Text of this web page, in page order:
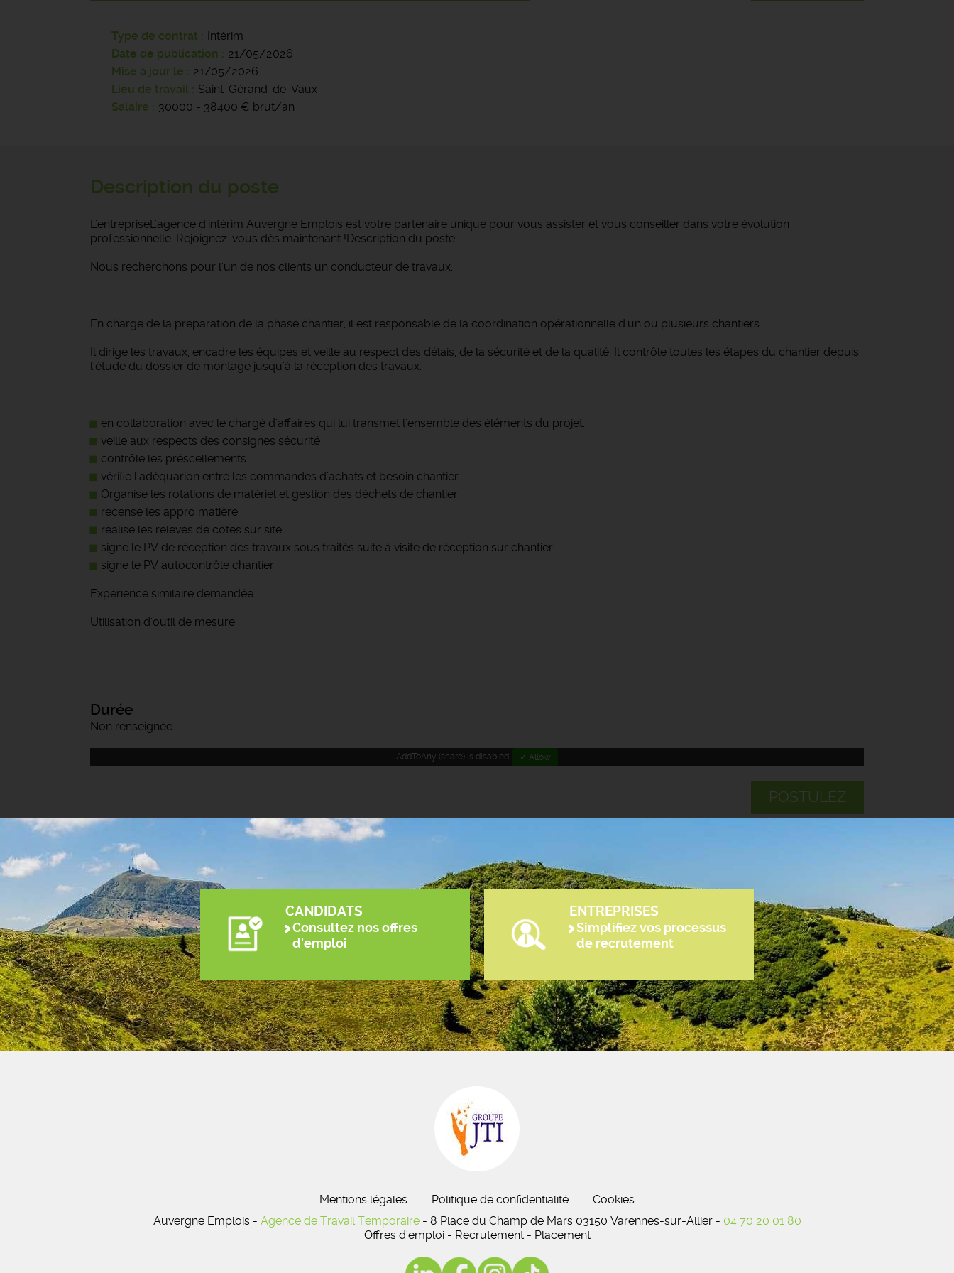
Type de contrat
Intérim
Date de publication
21/05/2026
Mise à jour le
21/05/2026
Lieu de travail
Saint-Gérand-de-Vaux
Salaire
30000 - 38400 € brut/an
Description du poste
L'entrepriseL'agence d'intérim Auvergne Emplois est votre partenaire unique pour vous assister et vous conseiller dans votre évolution
professionnelle. Rejoignez-vous dès maintenant !Description du poste
Nous recherchons pour l'un de nos clients un conducteur de travaux.
En charge de la préparation de la phase chantier, il est responsable de la coordination opérationnelle d'un ou plusieurs chantiers.
Il dirige les travaux, encadre les équipes et veille au respect des délais, de la sécurité et de la qualité. Il contrôle toutes les étapes du chantier depuis
l'étude du dossier de montage jusqu'à la réception des travaux.
en collaboration avec le chargé d'affaires qui lui transmet l'ensemble des éléments du projet.
veille aux respects des consignes sécurité
contrôle les préscellements
vérifie l'adéquarion entre les commandes d'achats et besoin chantier
Organise les rotations de matériel et gestion des déchets de chantier
recense les appro matière
réalise les relevés de cotes sur site
signe le PV de réception des travaux sous traités suite à visite de réception sur chantier
signe le PV autocontrôle chantier
Expérience similaire demandée
Utilisation d'outil de mesure
Durée
Non renseignée
AddToAny (share) is disabled. ✓ Allow
POSTULEZ
CANDIDATS
Consultez nos offres
d'emploi
ENTREPRISES
Simplifiez vos processus
de recrutement
Mentions légales Politique de confidentialité
Cookies
Auvergne Emplois - Agence de Travail Temporaire- 8 Place du Champ de Mars 03150 Varennes-sur-Allier - 04 70 20 01 80
Offres d'emploi - Recrutement - Placement